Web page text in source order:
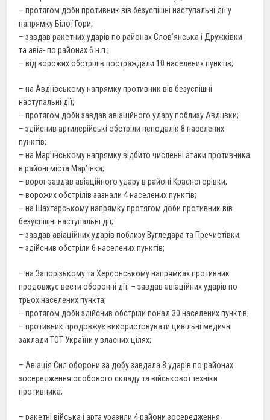
– протягом доби противник вів безуспішні наступальні дії у
напрямку Білої Гори;
– завдав ракетних ударів по районах Слов’янська і Дружківки
та авіа- по районах 6 н.п.;
– від ворожих обстрілів постраждали 10 населених пунктів;
– на Авдіївському напрямку противник вів безуспішні
наступальні дії;
– протягом доби завдав авіаційного удару поблизу Авдіївки;
– здійснив артилерійські обстріли неподалік 8 населених
пунктів;
– на Мар’їнському напрямку відбито численні атаки противника
в районі міста Мар’їнка;
– ворог завдав авіаційного удару в районі Красногорівки;
– ворожих обстрілів зазнали 4 населених пунктів;
– на Шахтарському напрямку протягом доби противник вів
безуспішні наступальні дії;
– завдав авіаційних ударів поблизу Вугледара та Пречистівки;
– здійснив обстріли 6 населених пунктів;
– на Запорізькому та Херсонському напрямках противник
продовжує вести оборонні дії; – завдав авіаційних ударів по
трьох населених пункта;
– протягом доби здійснив обстріли понад 30 населених пунктів;
– противник продовжує використовувати цивільні медичні
заклади ТОТ України у власних цілях;
– Авіація Сил оборони за добу завдала 8 ударів по районах
зосередження особового складу та військової техніки
противника;
– ракетні війська і арта уразили 4 райони зосередження